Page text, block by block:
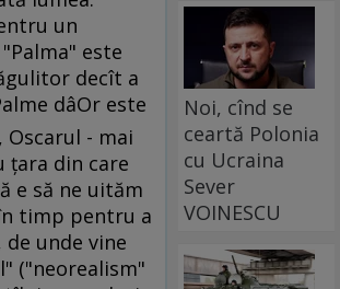
un
este
decît a
dâOr este
- mai
ţara din care
e să ne uităm
timp pentru a
unde vine
("neorealism"
Noi, cînd se
ceartă Polonia
cu Ucraina
Sever
VOINESCU